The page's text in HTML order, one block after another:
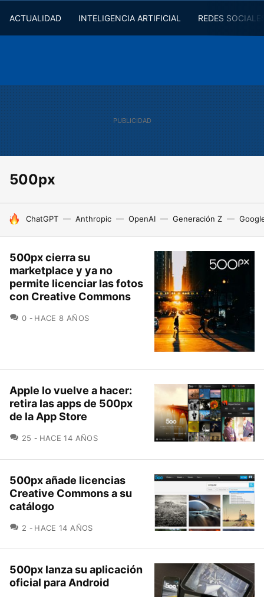
ACTUALIDAD INTELIGENCIA ARTIFICIAL REDES
500px
HOY SE HABLA DE
ChatGPT Anthropic OpenAI Generación Z
500px cierra su
marketplace y ya no
permite licenciar las fotos
con Creative Commons
0 COMENTARIOS
HACE 8 AÑOS
Apple lo vuelve a hacer:
retira las apps de 500px
de la App Store
25 COMENTARIOS
HACE 14 AÑOS
500px añade licencias
Creative Commons a su
catálogo
2 COMENTARIOS
HACE 14 AÑOS
500px lanza su aplicación
oficial para Android